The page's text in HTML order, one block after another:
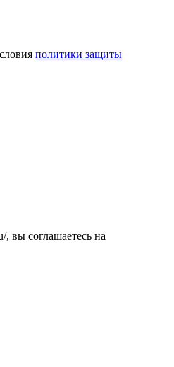
политики защиты
вы соглашаетесь на